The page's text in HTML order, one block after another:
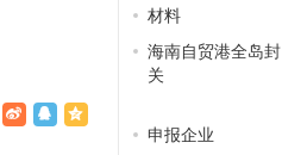
材料
海南自贸港全岛封
关
申报企业